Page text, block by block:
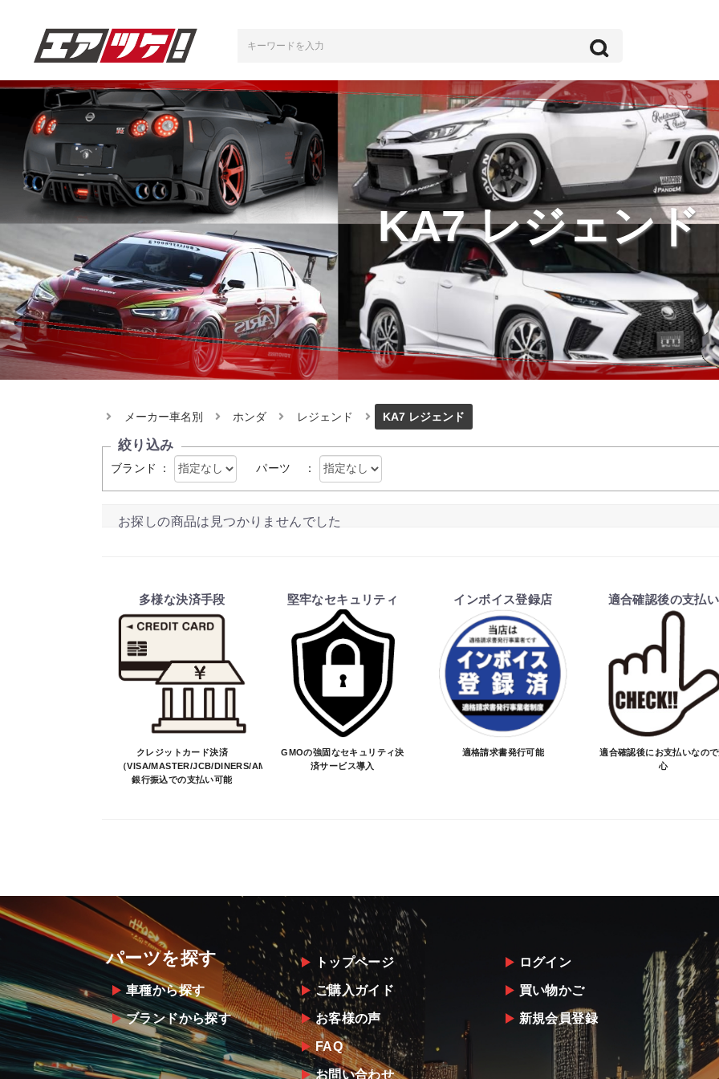
KA7 レジェンド
メーカー車名別 ホンダ レジェンド KA7 レジェンド
絞り込み
ブランド ： パーツ ：
お探しの商品は見つかりませんでした
多様な決済手段
クレジットカード決済
（VISA/MASTER/JCB/DINERS/AMEX）、
銀行振込での支払い可能
堅牢なセキュリティ
GMOの強固なセキュリティ決
済サービス導入
インボイス登録店
適格請求書発行可能
適合確認後の支払い
適合確認後にお支払いなの
心
パーツを探す
車種から探す
ブランドから探す
トップページ
ご購入ガイド
お客様の声
FAQ
お問い合わせ
ログイン
買い物かご
新規会員登録